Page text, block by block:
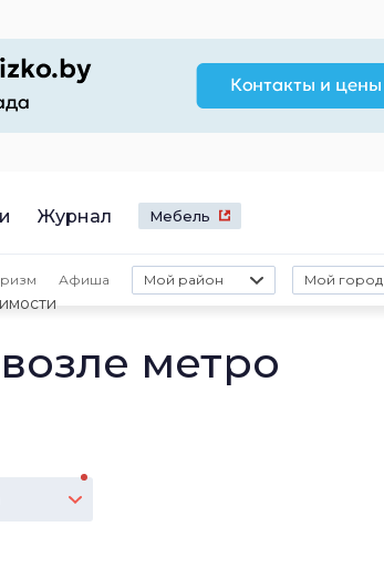
Журнал Мебель
Афиша Мой район Мой город
метро